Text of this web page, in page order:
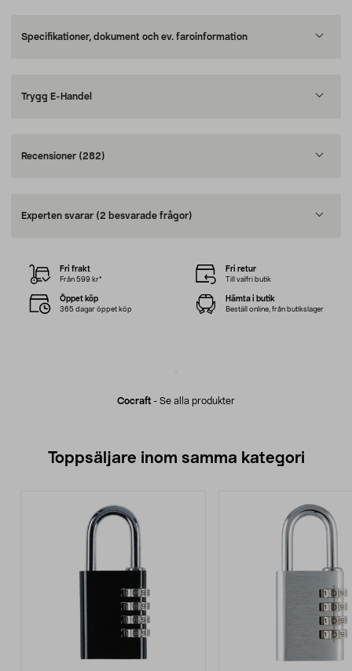
Specifikationer, dokument och ev. faroinformation
Trygg E-Handel
Recensioner (282)
Experten svarar (2 besvarade frågor)
Cocraft - Se alla produkter
Fri frakt
Från 599 kr*
Fri retur
Till valfri butik
Öppet köp
365 dagar öppet köp
Hämta i butik
Beställ online, från butikslager
Toppsäljare inom samma kategori